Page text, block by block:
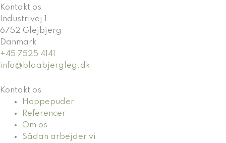
Kontakt os
Industrivej 1
6752 Glejbjerg
Danmark
+45 7525 4141
info@blaabjergleg.dk
Kontakt os
Hoppepuder
Referencer
Om os
Sådan arbejder vi